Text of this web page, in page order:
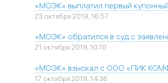
«МОЭК» выплатил первый
23 октября 2019, 16:57
«МОЭК» обратился в суд с
21 октября 2019, 10:10
«МОЭК» взыскал с ООО «ПИК
17 октября 2019, 14:36